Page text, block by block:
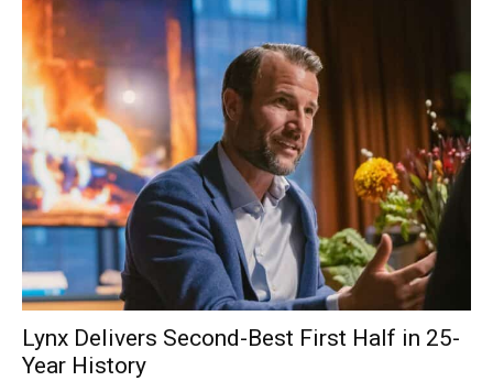
Lynx Delivers Second-Best First Half in 25-
Year History